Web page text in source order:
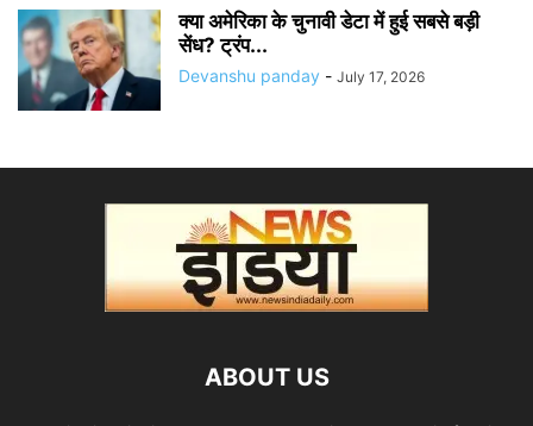
क्या अमेरिका के चुनावी डेटा में हुई सबसे बड़ी
सेंध? ट्रंप...
Devanshu panday - July 17, 2026
ABOUT US